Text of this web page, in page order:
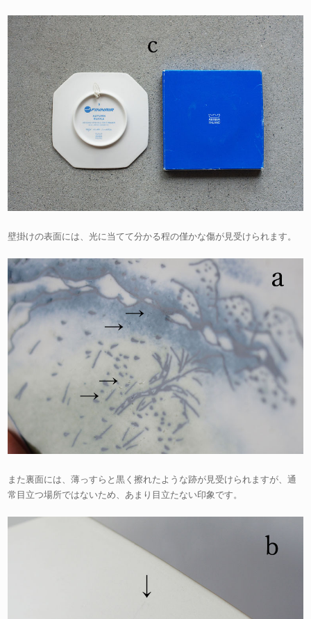
壁掛けの表面には、光に当てて分かる程の僅かな傷が見受けられます。
また裏面には、薄っすらと黒く擦れたような跡が見受けられますが、通
常目立つ場所ではないため、あまり目立たない印象です。